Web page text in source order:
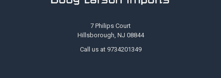
7 Philips Court
Hillsborough, NJ 08844
Call us at 9734201349